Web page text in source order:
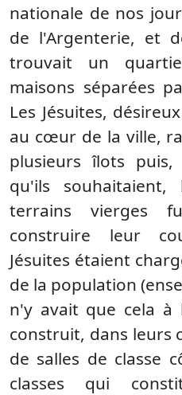
nationale de nos
de l'Argenterie, et
trouvait un
maisons séparées
Les Jésuites,
au cœur de la ville,
plusieurs îlots
qu'ils souhaitaient,
terrains vierges
construire leur
Jésuites étaient
de la population
n'y avait que cela à
construit, dans leurs
de salles de classe
classes qui